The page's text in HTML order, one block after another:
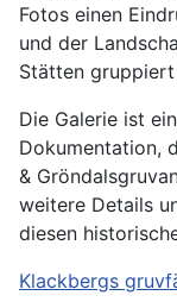
Fotos einen
und der
Stätten
Die Galerie ist
Dokumentation,
&
weitere Details
diesen
Klackbergs